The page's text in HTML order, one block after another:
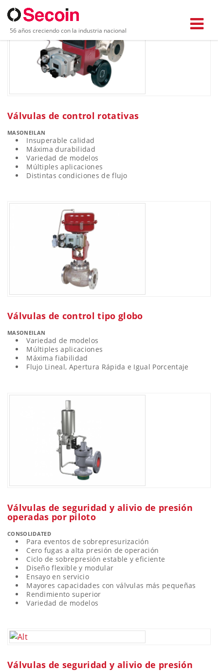
56 años creciendo con la industria nacional
Válvulas de control rotativas
MASONEILAN
Insuperable calidad
Máxima durabilidad
Variedad de modelos
Múltiples aplicaciones
Distintas condiciones de flujo
Válvulas de control tipo globo
MASONEILAN
Variedad de modelos
Múltiples aplicaciones
Máxima fiabilidad
Flujo Lineal, Apertura Rápida e Igual Porcentaje
Válvulas de seguridad y alivio de presión
operadas por piloto
CONSOLIDATED
Para eventos de sobrepresurización
Cero fugas a alta presión de operación
Ciclo de sobrepresión estable y eficiente
Diseño flexible y modular
Ensayo en servicio
Mayores capacidades con válvulas más pequeñas
Rendimiento superior
Variedad de modelos
Válvulas de seguridad y alivio de presión